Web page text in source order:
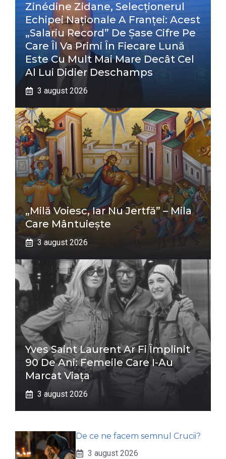
Zinédine Zidane, Selecționerul
Echipei Naționale A Franței: Acest
„salariu Record” De Șase Cifre Pe
Care Îl Va Primi În Fiecare Lună
Este Cu Mult Mai Mare Decât Cel
Al Lui Didier Deschamps
3 august 2026
„Milă Voiesc, Iar Nu Jertfă” – Mila
Care Mântuiește
3 august 2026
Yves Saint Laurent Ar Fi Împlinit
90 De Ani: Femeile Care I-Au
Marcat Viața
3 august 2026
De ce ne facem semnul Crucii?
3 august 2026